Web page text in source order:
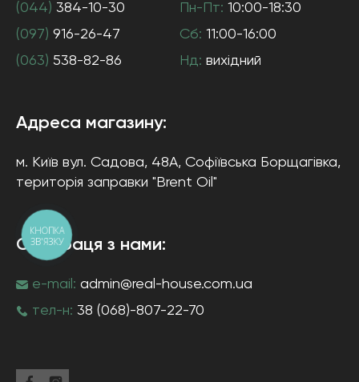
(044) 384-10-30
(097) 916-26-47
(063) 538-82-86
Пн-Пт: 10:00-18:30
Сб: 11:00-16:00
Нд: вихідний
Адреса магазину:
м. Київ вул. Садова, 48А, Софіївська Борщагівка,
територія заправки "Brent Oil"
Співпраця з нами:
e-mail: admin@real-house.com.ua
тел-н: 38 (068)-807-22-70
КНОПКА
ЗВ'ЯЗКУ